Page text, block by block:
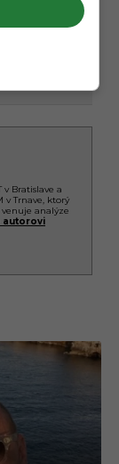
Bratislave a
Trnave, ktorý
venuje analýze
autorovi